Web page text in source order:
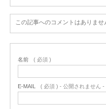
この記事へのコメントはありませ
名前 ( 必須 )
E-MAIL ( 必須 ) - 公開されません -